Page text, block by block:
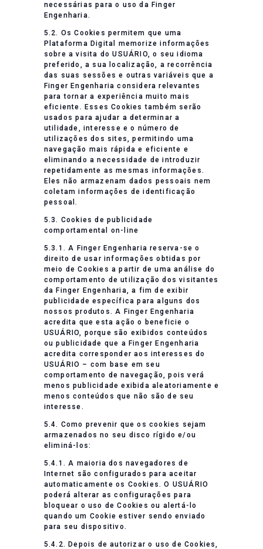
necessárias para o uso da Finger
Engenharia.
5.2. Os Cookies permitem que uma
Plataforma Digital memorize informações
sobre a visita do USUÁRIO, o seu idioma
preferido, a sua localização, a recorrência
das suas sessões e outras variáveis que a
Finger Engenharia considera relevantes
para tornar a experiência muito mais
eficiente. Esses Cookies também serão
usados para ajudar a determinar a
utilidade, interesse e o número de
utilizações dos sites, permitindo uma
navegação mais rápida e eficiente e
eliminando a necessidade de introduzir
repetidamente as mesmas informações.
Eles não armazenam dados pessoais nem
coletam informações de identificação
pessoal.
5.3. Cookies de publicidade
comportamental on-line
5.3.1. A Finger Engenharia reserva-se o
direito de usar informações obtidas por
meio de Cookies a partir de uma análise do
comportamento de utilização dos visitantes
da Finger Engenharia, a fim de exibir
publicidade específica para alguns dos
nossos produtos. A Finger Engenharia
acredita que esta ação o beneficie o
USUÁRIO, porque são exibidos conteúdos
ou publicidade que a Finger Engenharia
acredita corresponder aos interesses do
USUÁRIO – com base em seu
comportamento de navegação, pois verá
menos publicidade exibida aleatoriamente e
menos conteúdos que não são de seu
interesse.
5.4. Como prevenir que os cookies sejam
armazenados no seu disco rígido e/ou
eliminá-los:
5.4.1. A maioria dos navegadores de
Internet são configurados para aceitar
automaticamente os Cookies. O USUÁRIO
poderá alterar as configurações para
bloquear o uso de Cookies ou alertá-lo
quando um Cookie estiver sendo enviado
para seu dispositivo.
5.4.2. Depois de autorizar o uso de Cookies,